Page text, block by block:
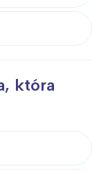
która